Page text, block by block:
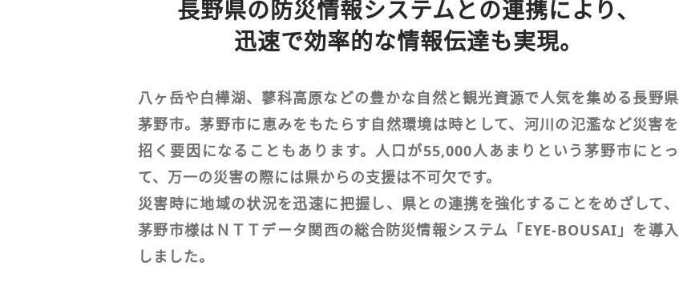
長野県の防災情報システムとの連携により、
迅速で効率的な情報伝達も実現。
八ヶ岳や白樺湖、蓼科高原などの豊かな自然と観光資源で人気を集める長野県
茅野市。茅野市に恵みをもたらす自然環境は時として、河川の氾濫など災害を
招く要因になることもあります。人口が55,000人あまりという茅野市にとっ
て、万一の災害の際には県からの支援は不可欠です。
災害時に地域の状況を迅速に把握し、県との連携を強化することをめざして、
茅野市様はＮＴＴデータ関西の総合防災情報システム「EYE-BOUSAI」を導入
しました。